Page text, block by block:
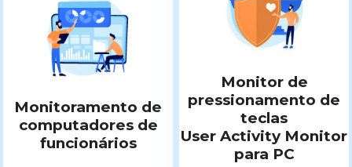
Monitoramento de
computadores de
funcionários
Monitor de
pressionamento de
teclas
User Activity Monitor
para PC